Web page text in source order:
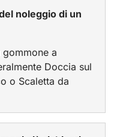
noleggio di un
a
Doccia sul
o Scaletta da